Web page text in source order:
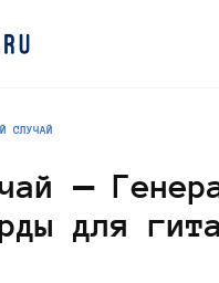
СЛУЧАЙ
—
для